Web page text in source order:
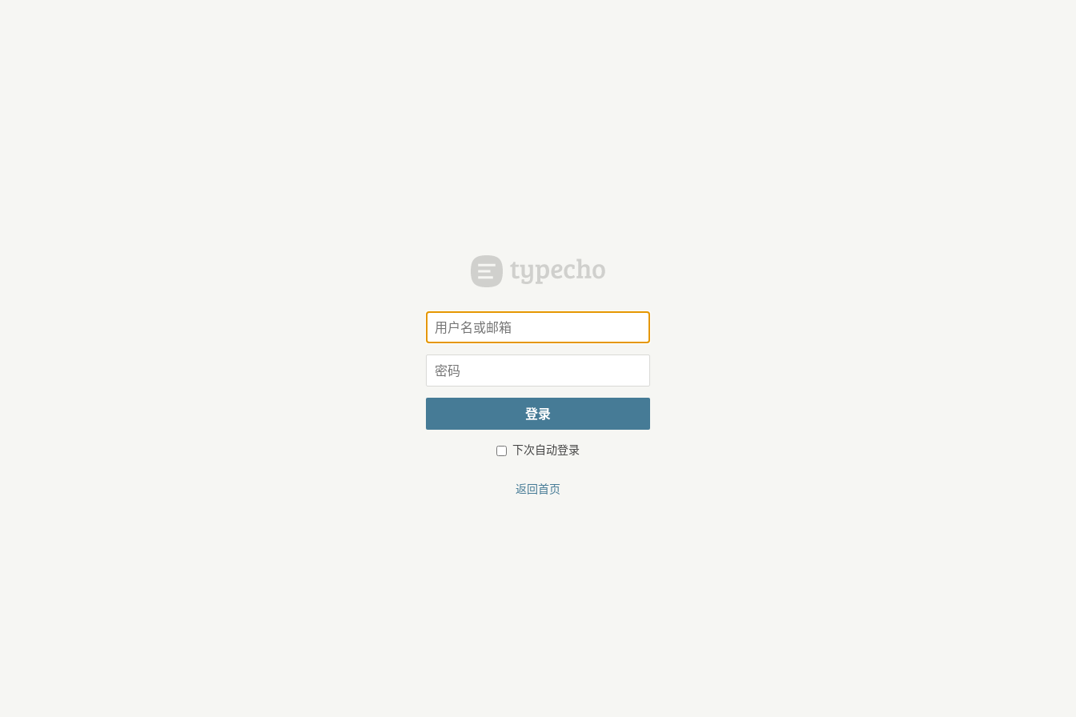
用
户
名
或
邮
箱
登录
下次自动登录
返回首页